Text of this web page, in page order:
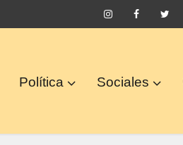
Política Sociales